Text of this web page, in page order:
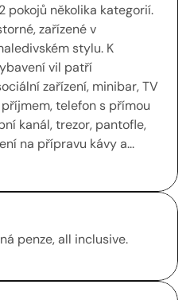
pokojů několika kategorií.
zařízené v
stylu. K
vil patří
zařízení, minibar, TV
telefon s přímou
kanál, trezor, pantofle,
na přípravu kávy a...
penze, all inclusive.